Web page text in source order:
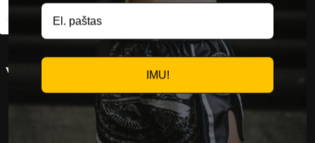
Bokso pirštinės 8
weapons Unlimited 2.0
balta / juoda
59,90€
Kojų apsaugos vaikams
„Royal“ kojinės tipo /
mėlyna
14,95 €
IMU!